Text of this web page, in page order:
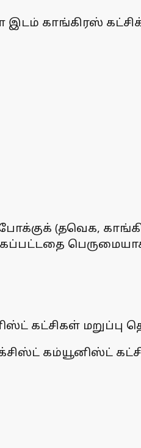
காங்கிரஸ்
(தவெக,
கட்சிகள் மறுப்பு
கம்யூனிஸ்ட்